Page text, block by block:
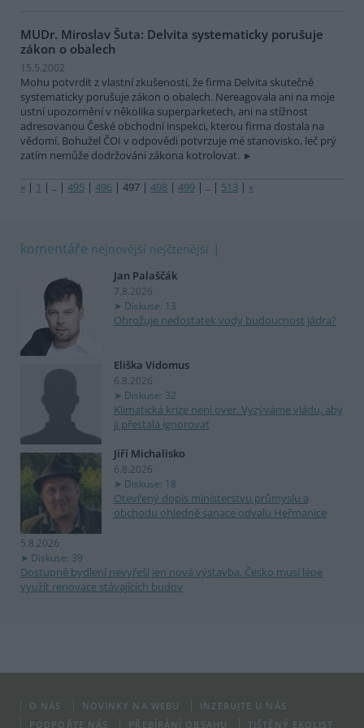
MUDr. Miroslav Šuta: Delvita systematicky porušuje
zákon o obalech
15.5.2002
Mohu potvrdit z vlastní zkušenosti, že firma Delvita skutečně
systematicky porušuje zákon o obalech. Nereagovala ani na moje
ustní upozornění v několika superparketech, ani na stížnost
adresovanou České obchodní inspekci, kterou firma dostala na
vědomí. Bohužel ČOI v odpovědi potvrzuje mé stanovisko, leč prý
zatím nemůže dodržování zákona kotrolovat.
« | 1 | .. | 495 | 496 | 497 | 498 | 499 | .. | 513 | »
komentáře nejnovější nejčtenější
Jan Palaščák
7.8.2026
Diskuse: 13
Ohrožuje nedostatek vody budoucnost jádra?
Eliška Vidomus
6.8.2026
Diskuse: 32
Klimatická krize není over. Vyzýváme vládu, aby
ji přestala ignorovat
Jiří Michalisko
6.8.2026
Diskuse: 18
Otevřený dopis ministerstvu průmyslu a
obchodu ohledně sanace odvalu Heřmanice
5.8.2026
Diskuse: 39
Dostupné bydlení nevyřeší jen nová výstavba. Česko musí lépe
využít renovace stávajících budov
O NÁS NOVINKY NA WEBU
INZERUJTE U NÁS
PODPOŘTE NÁS
PŘEBÍRÁNÍ OBSAHU TIŠTĚNÝ EKOLIST